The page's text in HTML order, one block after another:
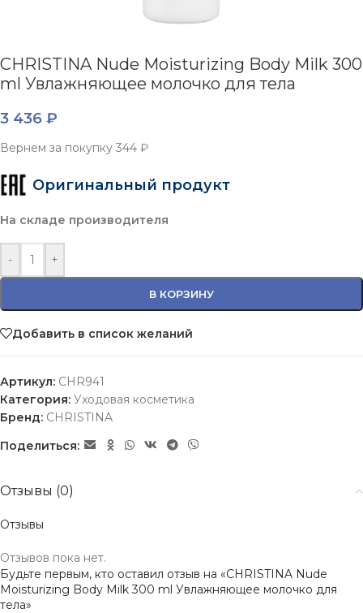
CHRISTINA Nude Moisturizing Body Milk 300
ml Увлажняющее молочко для тела
3 436 ₽
Вернем за покупку 344 ₽
Оригинальный продукт
На складе производителя
- +
В КОРЗИНУ
Добавить в список желаний
Артикул: CHR941
Категория: Уходовая косметика
Бренд: CHRISTINA
Поделиться:
Отзывы (0)
Отзывы
Отзывов пока нет.
Будьте первым, кто оставил отзыв на «CHRISTINA Nude
Moisturizing Body Milk 300 ml Увлажняющее молочко для
тела»